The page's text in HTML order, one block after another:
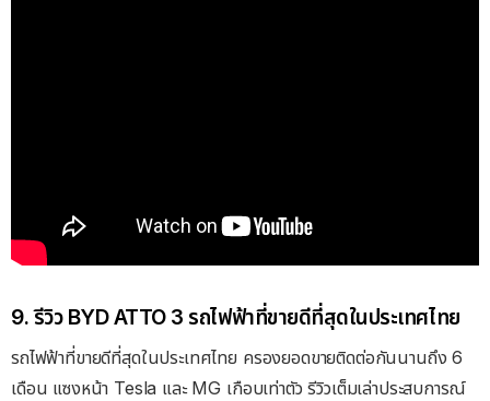
9. รีวิว BYD ATTO 3 รถไฟฟ้าที่ขายดีที่สุดในประเทศไทย
รถไฟฟ้าที่ขายดีที่สุดในประเทศไทย ครองยอดขายติดต่อกันนานถึง 6
เดือน แซงหน้า Tesla และ MG เกือบเท่าตัว รีวิวเต็มเล่าประสบการณ์